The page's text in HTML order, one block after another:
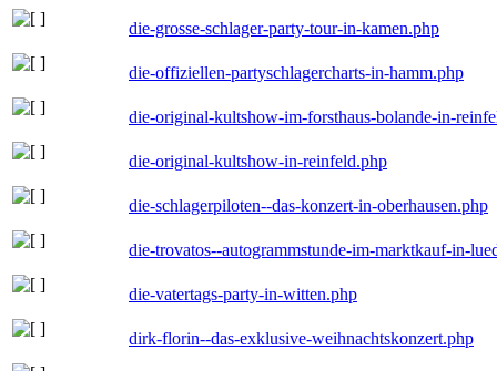
die-grosse-schlager-party-tour-in-kamen.php
die-offiziellen-partyschlagercharts-in-hamm.php
die-original-kultshow-im-forsthaus-bolande-in-
die-original-kultshow-in-reinfeld.php
die-schlagerpiloten--das-konzert-in-oberhausen.php
die-trovatos--autogrammstunde-im-marktkauf-in-
die-vatertags-party-in-witten.php
dirk-florin--das-exklusive-weihnachtskonzert.php